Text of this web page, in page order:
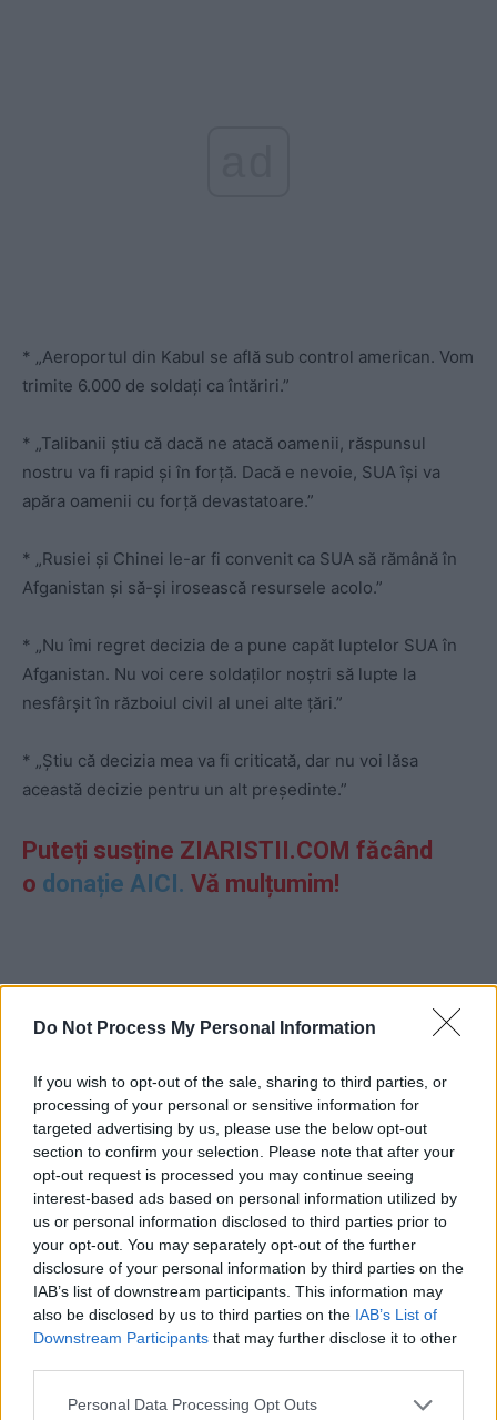
Do Not Process My Personal Information
If you wish to opt-out of the sale, sharing to third parties, or
processing of your personal or sensitive information for
targeted advertising by us, please use the below opt-out
section to confirm your selection. Please note that after your
opt-out request is processed you may continue seeing
interest-based ads based on personal information utilized by
us or personal information disclosed to third parties prior to
your opt-out. You may separately opt-out of the further
disclosure of your personal information by third parties on the
IAB’s list of downstream participants. This information may
also be disclosed by us to third parties on the IAB’s List of
Downstream Participants that may further disclose it to other
Personal Data Processing Opt Outs
* „Aeroportul din Kabul se află sub control american. Vom
trimite 6.000 de soldați ca întăriri.”
* „Talibanii știu că dacă ne atacă oamenii, răspunsul
nostru va fi rapid și în forță. Dacă e nevoie, SUA își va
apăra oamenii cu forță devastatoare.”
* „Rusiei și Chinei le-ar fi convenit ca SUA să rămână în
Afganistan și să-și irosească resursele acolo.”
* „Nu îmi regret decizia de a pune capăt luptelor SUA în
Afganistan. Nu voi cere soldaților noștri să lupte la
nesfârșit în războiul civil al unei alte țări.”
* „Știu că decizia mea va fi criticată, dar nu voi lăsa
această decizie pentru un alt președinte.”
Puteți susține ZIARISTII.COM făcând
o donație AICI. Vă mulțumim!
ad
CITIȚI ȘI: